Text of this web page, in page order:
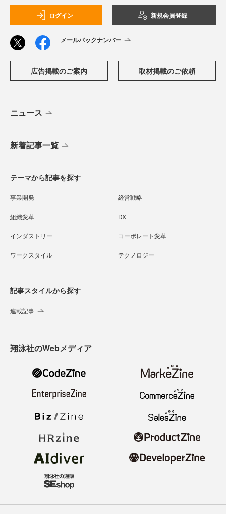
ログイン 新規会員登録
メールバックナンバー
広告掲載のご案内 取材掲載のご依頼
ニュース
新着記事一覧
テーマから記事を探す
事業開発 経営戦略
組織変革 DX
インダストリー コーポレート変革
ワークスタイル テクノロジー
記事スタイルから探す
連載記事
翔泳社のWebメディア